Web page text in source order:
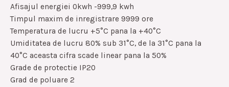
Afisajul energiei 0kwh -999,9 kwh
Timpul maxim de inregistrare 9999 ore
Temperatura de lucru +5°C pana la +40°C
Umiditatea de lucru 80% sub 31°C, de la 31°C pana la
40°C aceasta cifra scade linear pana la 50%
Grade de protectie IP20
Grad de poluare 2